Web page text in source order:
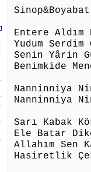
Entere Aldım
Yudum Serdim
Senin Yârin
Benimkide
Nanninniya
Nanninniya
Sarı Kabak
Ele Batar
Allahım Sen
Hasiretlik